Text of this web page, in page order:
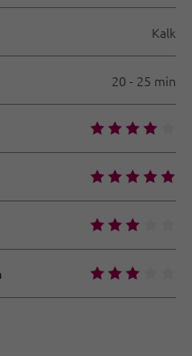
Kalk
20 - 25 min
🞙🞙🞙🞙
🞙🞙🞙🞙🞙
🞙🞙🞙
🞙🞙🞙